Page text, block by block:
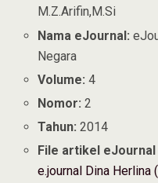
M.Z.Arifin,M.Si
Nama eJournal:
Negara
Volume: 4
Nomor: 2
Tahun: 2014
File artikel
e.journal Dina